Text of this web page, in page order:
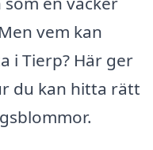
vem kan
i Tierp? Här ger
du kan hitta rätt